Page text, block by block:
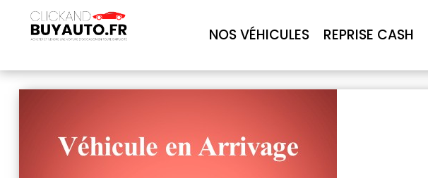
NOS VÉHICULES REPRISE CASH